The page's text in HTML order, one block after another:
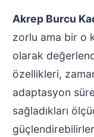
Akrep Burcu
zorlu ama bir o
olarak
özellikleri,
adaptasyon
sağladıkları